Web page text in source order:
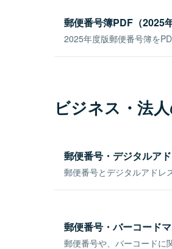
郵便番号簿PDF（2025
2025年度版郵便番号簿を
ビジネス・法
郵便番号・デジタルア
郵便番号とデジタルアドレ
郵便番号・バーコード
郵便番号や、バーコードに